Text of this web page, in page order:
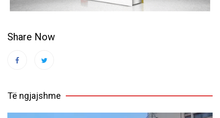
Share Now
Të ngjajshme